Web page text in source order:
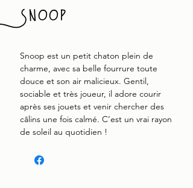
Snoop
Snoop est un petit chaton plein de
charme, avec sa belle fourrure toute
douce et son air malicieux. Gentil,
sociable et très joueur, il adore courir
après ses jouets et venir chercher des
câlins une fois calmé. C’est un vrai rayon
de soleil au quotidien !